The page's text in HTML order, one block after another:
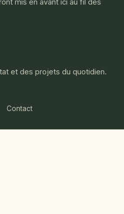
mis en avant ici au fil des
et des projets du quotidien.
Contact